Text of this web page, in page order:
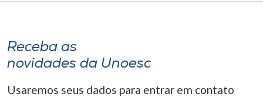
Receba as
novidades da Unoesc
Usaremos seus dados para entrar em contato